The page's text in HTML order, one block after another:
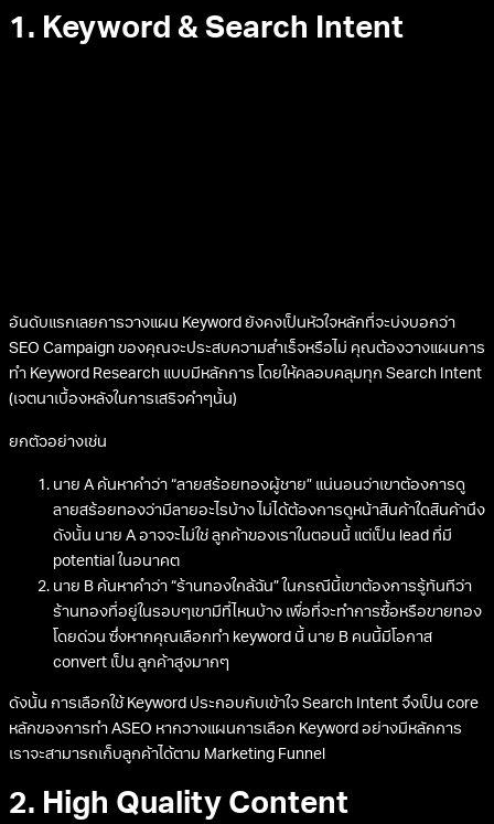
1. Keyword & Search Intent
อันดับแรกเลยการวางแผน Keyword ยังคงเป็นหัวใจหลักที่จะบ่งบอกว่า
SEO Campaign ของคุณจะประสบความสำเร็จหรือไม่ คุณต้องวางแผนการ
ทำ Keyword Research แบบมีหลักการ โดยให้คลอบคลุมทุก Search Intent
(เจตนาเบื้องหลังในการเสริจคำๆนั้น)
ยกตัวอย่างเช่น
นาย A ค้นหาคำว่า “ลายสร้อยทองผู้ชาย” แน่นอนว่าเขาต้องการดู
ลายสร้อยทองว่ามีลายอะไรบ้าง ไม่ได้ต้องการดูหน้าสินค้าใดสินค้านึง
ดังนั้น นาย A อาจจะไม่ใช่ ลูกค้าของเราในตอนนี้ แต่เป็น lead ที่มี
potential ในอนาคต
นาย B ค้นหาคำว่า “ร้านทองใกล้ฉัน” ในกรณีนี้เขาต้องการรู้ทันทีว่า
ร้านทองที่อยู่ในรอบๆเขามีที่ไหนบ้าง เพื่อที่จะทำการซื้อหรือขายทอง
โดยด่วน ซึ่งหากคุณเลือกทำ keyword นี้ นาย B คนนี้มีโอกาส
convert เป็น ลูกค้าสูงมากๆ
ดังนั้น การเลือกใช้ Keyword ประกอบกับเข้าใจ Search Intent จึงเป็น core
หลักของการทำ ASEO หากวางแผนการเลือก Keyword อย่างมีหลักการ
เราจะสามารถเก็บลูกค้าได้ตาม Marketing Funnel
2. High Quality Content